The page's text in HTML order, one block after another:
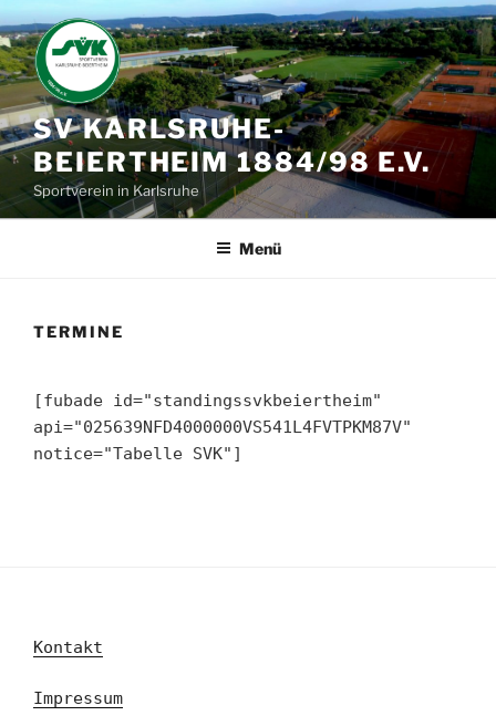
Zum
Inhalt
springen
SV KARLSRUHE-
BEIERTHEIM 1884/98 E.V.
Sportverein in Karlsruhe
Menü
TERMINE
[fubade id="standingssvkbeiertheim"
api="025639NFD4000000VS541L4FVTPKM87V"
notice="Tabelle SVK"]
Kontakt
Impressum